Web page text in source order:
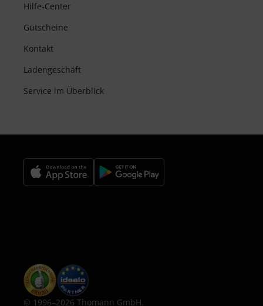
Hilfe-Center
Gutscheine
Kontakt
Ladengeschäft
Service im Überblick
© 1996–2026 Thomann GmbH.